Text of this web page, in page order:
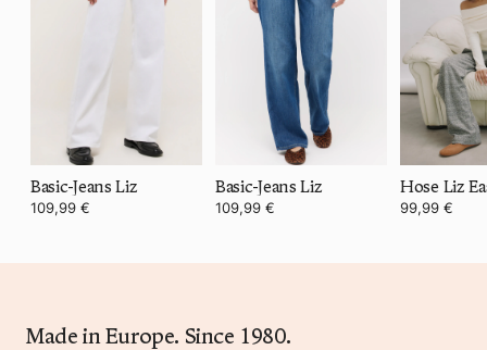
Basic-Jeans Liz
109,99 €
Basic-Jeans Liz
109,99 € 99,99 €
Made in Europe. Since 1980.